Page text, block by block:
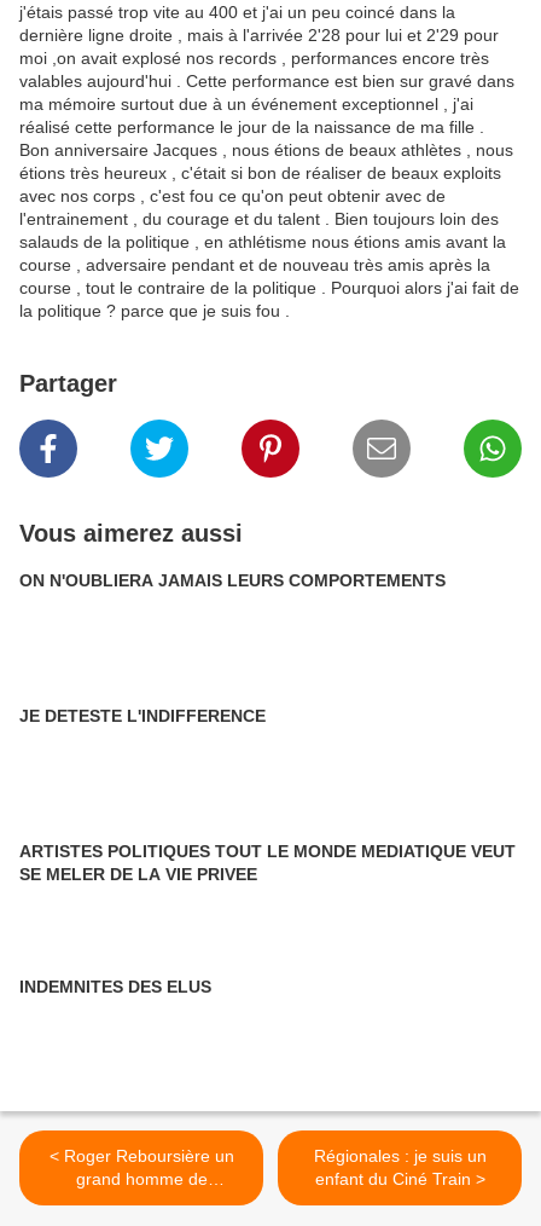
j'étais passé trop vite au 400 et j'ai un peu coincé dans la
dernière ligne droite , mais à l'arrivée 2'28 pour lui et 2'29 pour
moi ,on avait explosé nos records , performances encore très
valables aujourd'hui . Cette performance est bien sur gravé dans
ma mémoire surtout due à un événement exceptionnel , j'ai
réalisé cette performance le jour de la naissance de ma fille .
Bon anniversaire Jacques , nous étions de beaux athlètes , nous
étions très heureux , c'était si bon de réaliser de beaux exploits
avec nos corps , c'est fou ce qu'on peut obtenir avec de
l'entrainement , du courage et du talent . Bien toujours loin des
salauds de la politique , en athlétisme nous étions amis avant la
course , adversaire pendant et de nouveau très amis après la
course , tout le contraire de la politique . Pourquoi alors j'ai fait de
la politique ? parce que je suis fou .
Partager
Vous aimerez aussi
ON N'OUBLIERA JAMAIS LEURS COMPORTEMENTS
JE DETESTE L'INDIFFERENCE
ARTISTES POLITIQUES TOUT LE MONDE MEDIATIQUE VEUT
SE MELER DE LA VIE PRIVEE
INDEMNITES DES ELUS
< Roger Reboursière un
grand homme de
l'athlétisme
Régionales : je suis un
enfant du Ciné Train >